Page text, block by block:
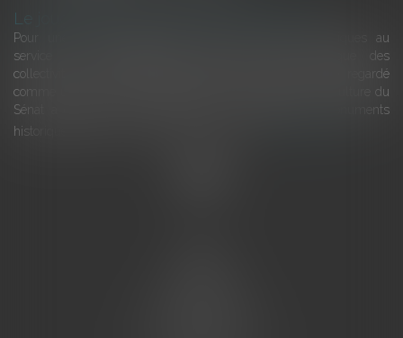
Le joug léger des monuments historiques
Pour une gestion patrimoniale des monuments historiques au
service du développement économique et touristique des
collectivités Le monument historique a longtemps été regardé
comme une charge. Le rapport que la commission de la culture du
Sénat a consacré, en juillet 2026, à la gestion des monuments
historiques invite à y voir aussi une ressour...